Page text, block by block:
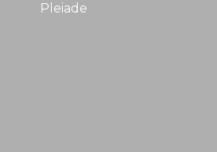
Pleiade